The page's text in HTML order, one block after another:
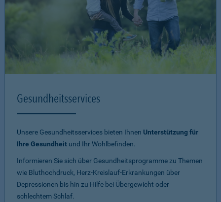
Gesundheitsservices
Unsere Gesundheitsservices bieten Ihnen Unterstützung für
Ihre Gesundheit und Ihr Wohlbefinden.
Informieren Sie sich über Gesundheitsprogramme zu Themen
wie Bluthochdruck, Herz-Kreislauf-Erkrankungen über
Depressionen bis hin zu Hilfe bei Übergewicht oder
schlechtem Schlaf.